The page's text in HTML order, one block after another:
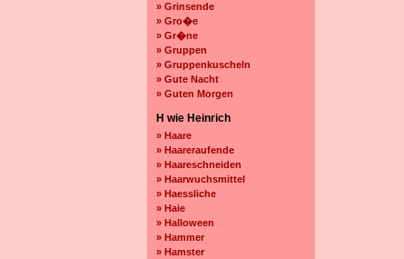
» Grinsende
» Gro�e
» Gr�ne
» Gruppen
» Gruppenkuscheln
» Gute Nacht
» Guten Morgen
H wie Heinrich
» Haare
» Haareraufende
» Haareschneiden
» Haarwuchsmittel
» Haessliche
» Haie
» Halloween
» Hammer
» Hamster